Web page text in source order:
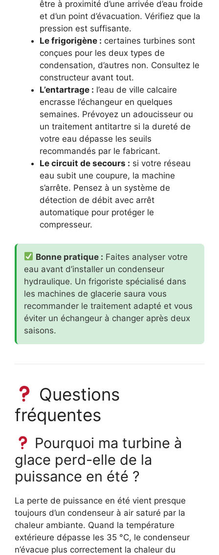
être à proximité d’une arrivée d’eau froide
et d’un point d’évacuation. Vérifiez que la
pression est suffisante.
Le frigorigène : certaines turbines sont
conçues pour les deux types de
condensation, d’autres non. Consultez le
constructeur avant tout.
L’entartrage : l’eau de ville calcaire
encrasse l’échangeur en quelques
semaines. Prévoyez un adoucisseur ou
un traitement antitartre si la dureté de
votre eau dépasse les seuils
recommandés par le fabricant.
Le circuit de secours : si votre réseau
eau subit une coupure, la machine
s’arrête. Pensez à un système de
détection de débit avec arrêt
automatique pour protéger le
compresseur.
Bonne pratique : Faites analyser votre
eau avant d’installer un condenseur
hydraulique. Un frigoriste spécialisé dans
les machines de glacerie saura vous
recommander le traitement adapté et vous
éviter un échangeur à changer après deux
saisons.
Questions
fréquentes
Pourquoi ma turbine à
glace perd-elle de la
puissance en été ?
La perte de puissance en été vient presque
toujours d’un condenseur à air saturé par la
chaleur ambiante. Quand la température
extérieure dépasse les 35 °C, le condenseur
n’évacue plus correctement la chaleur du